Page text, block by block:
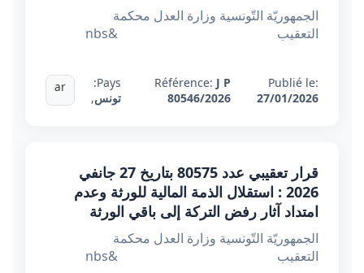
الجمهوريّة التّونسية وزارة العدل محكمة
التعقيب &nbs
Publié le:
27/01/2026
Référence: J P
80546/2026
Pays:
تونس,
ar
قرار تعقيبي عدد 80575 بتاريخ 27 جانفي
2026 : استقلال الذمة المالية للورثة وعدم
امتداد آثار رفض التركة إلى باقي الورثة
الجمهوريّة التّونسية وزارة العدل محكمة
التعقيب &nbs